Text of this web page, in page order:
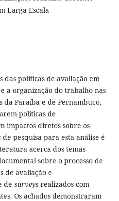
Larga Escala
das políticas de avaliação em
a organização do trabalho nas
da Paraíba e de Pernambuco,
políticas de
impactos diretos sobre os
de pesquisa para esta análise é
acerca dos temas
sobre o processo de
de avaliação e
de surveys realizados com
Os achados demonstraram